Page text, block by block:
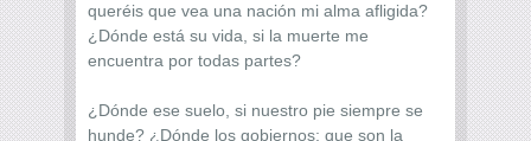
queréis que vea una nación mi alma afligida?
¿Dónde está su vida, si la muerte me
encuentra por todas partes?
¿Dónde ese suelo, si nuestro pie siempre se
hunde? ¿Dónde los gobiernos; que son la